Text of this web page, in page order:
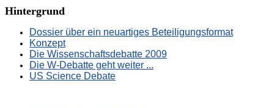
Hintergrund
Dossier über ein neuartiges Beteiligungsformat
Konzept
Die Wissenschaftsdebatte 2009
Die W-Debatte geht weiter ...
US Science Debate